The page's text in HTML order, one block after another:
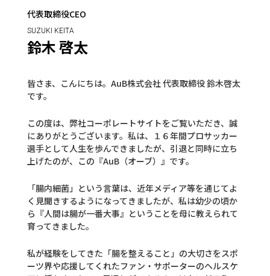
代表取締役CEO
SUZUKI KEITA
鈴木 啓太
皆さま、こんにちは。AuB株式会社 代表取締役 鈴木啓太
です。
この度は、弊社コーポレートサイトをご覧いただき、誠
にありがとうございます。私は、１６年間プロサッカー
選手として人生を歩んできましたが、引退と同時に立ち
上げたのが、この『AuB（オーブ）』です。
「腸内細菌」という言葉は、近年メディア等を通じてよ
く見聞きするようになってきましたが、私は幼少の頃か
ら『人間は腸が一番大事』ということを母に教えられて
育ってきました。
私が経験をしてきた「腸を整えること」の大切さをスポ
ーツ界や応援してくれたファン・サポーターのヘルスケ